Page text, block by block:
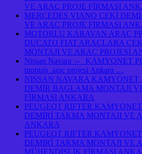
VE ARAÇ PROJE FİRMASI
MERCEDES VIANO ÇEKİ
VE ARAÇ PROJE FİRMASI
MOTORLU KARAVAN ARAÇ
DUCATO FIAT ARAÇLARA
MONTAJI VE ARAÇ PROJESİ
Nissan Navara ⇔ KAMYONET
montajı .araç projesi Ankara …
NISSAN NAVARA
DEMİR BAGLAMA MONTAJI
FİRMASI ANKARA
PEUGEOT RIFTER
DEMİRİ TAKMA MONTAJI VE
ANKARA
PEUGEOT RIFTER
DEMİRİ TAKMA MONTAJI VE
MÜHENDİSLİK FİRMASI